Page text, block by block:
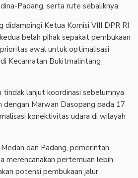
Padang, serta rute sebaliknya.
didampingi Ketua Komisi VIII DPR RI
belah pihak sepakat pembukaan
awal untuk optimalisasi
Kecamatan Bukitmalintang
tindak lanjut koordinasi sebelumnya
dengan Marwan Dasopang pada 17
konektivitas udara di wilayah
dan Padang, pemerintah
merencanakan pertemuan lebih
potensi pembukaan jalur